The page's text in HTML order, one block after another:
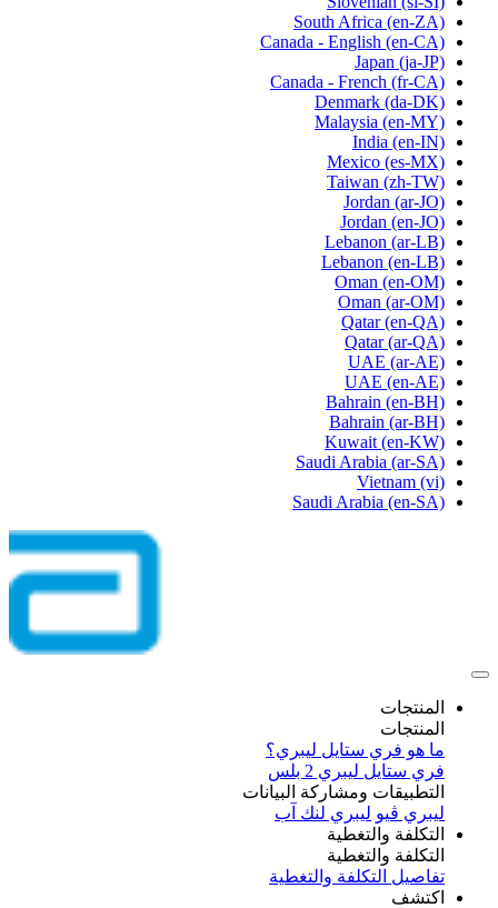
South Africa (en-ZA)
Canada - English (en-CA)
Japan (ja-JP)
Canada - French (fr-CA)
Denmark (da-DK)
Malaysia (en-MY)
India (en-IN)
Mexico (es-MX)
Taiwan (zh-TW)
Jordan (ar-JO)
Jordan (en-JO)
Lebanon (ar-LB)
Lebanon (en-LB)
Oman (en-OM)
Oman (ar-OM)
Qatar (en-QA)
Qatar (ar-QA)
UAE (ar-AE)
UAE (en-AE)
Bahrain (en-BH)
Bahrain (ar-BH)
Kuwait (en-KW)
Saudi Arabia (ar-SA)
Vietnam (vi)
Saudi Arabia (en-SA)
المنتجات
المنتجات
ما هو فري ستايل ليبري؟
فري ستايل ليبري 2 بلس​
التطبيقات ومشاركة البيانات
ليبري ڤيو ليبري لنك آب
التكلفة والتغطية
التكلفة والتغطية
تفاصيل التكلفة والتغطية
اكتشف​